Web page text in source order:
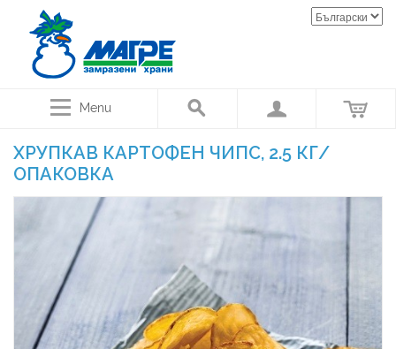
Menu
ХРУПКАВ КАРТОФЕН ЧИПС, 2.5 КГ/
ОПАКОВКА